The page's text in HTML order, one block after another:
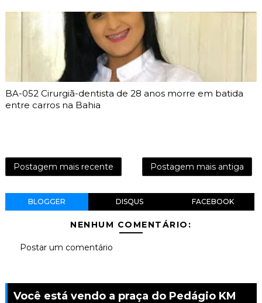
BA-052 Cirurgiã-dentista de 28 anos morre em batida
entre carros na Bahia
Postagem mais recente Postagem mais antiga
BLOGGER DISQUS FACEBOOK
NENHUM COMENTÁRIO:
Postar um comentário
Você está vendo a praça do Pedágio KM